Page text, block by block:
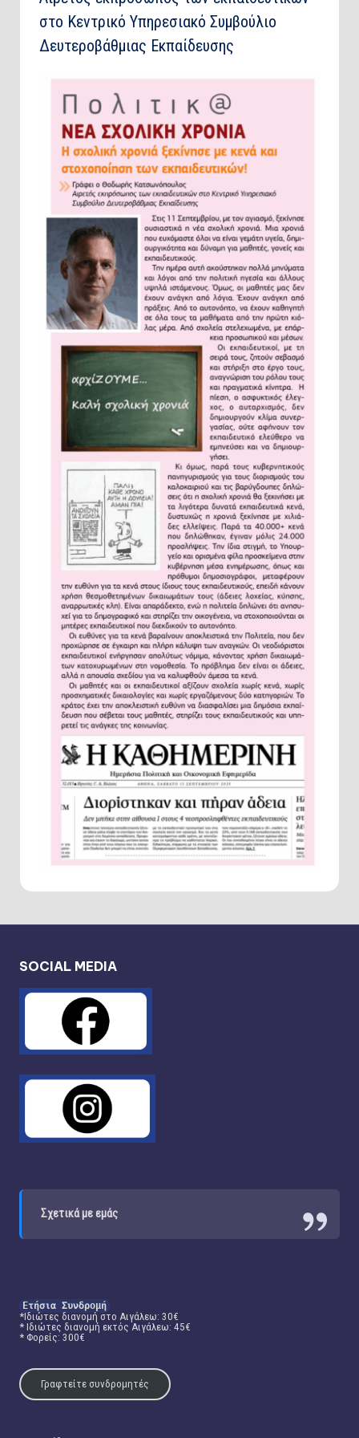
στο Κεντρικό Υπηρεσιακό Συμβούλιο
Δευτεροβάθμιας Εκπαίδευσης
SOCIAL MEDIA
Σχετικά με εμάς
Ετήσια Συνδρομή
*Ιδιώτες διανομή στο Αιγάλεω: 30€
* Ιδιώτες διανομή εκτός Αιγάλεω: 45€
* Φορείς: 300€
Γραφτείτε συνδρομητές